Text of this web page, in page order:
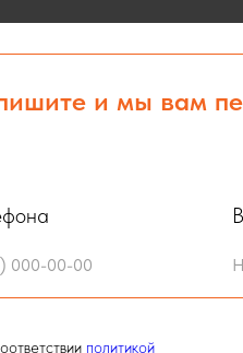
и мы вам
политикой